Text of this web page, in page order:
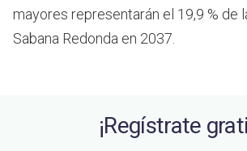
mayores representarán el 19,9 % de
Sabana Redonda en 2037.
¡Regístrate